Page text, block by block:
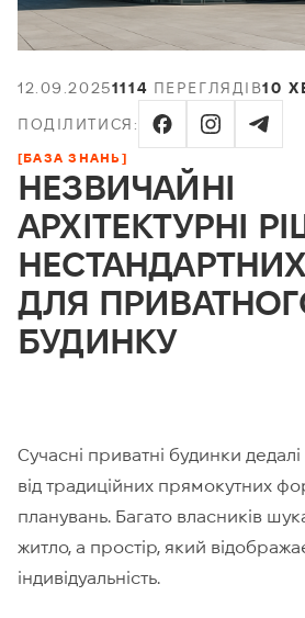
12.09.20251114 ПЕРЕГЛЯДІВ10
ПОДІЛИТИСЯ:
[БАЗА ЗНАНЬ]
НЕЗВИЧАЙНІ
АРХІТЕКТУРНІ
ДЛЯ
БУДИНКУ
Сучасні приватні будинки дедалі
від традиційних прямокутних
планувань. Багато власників
житло, а простір, який
індивідуальність.